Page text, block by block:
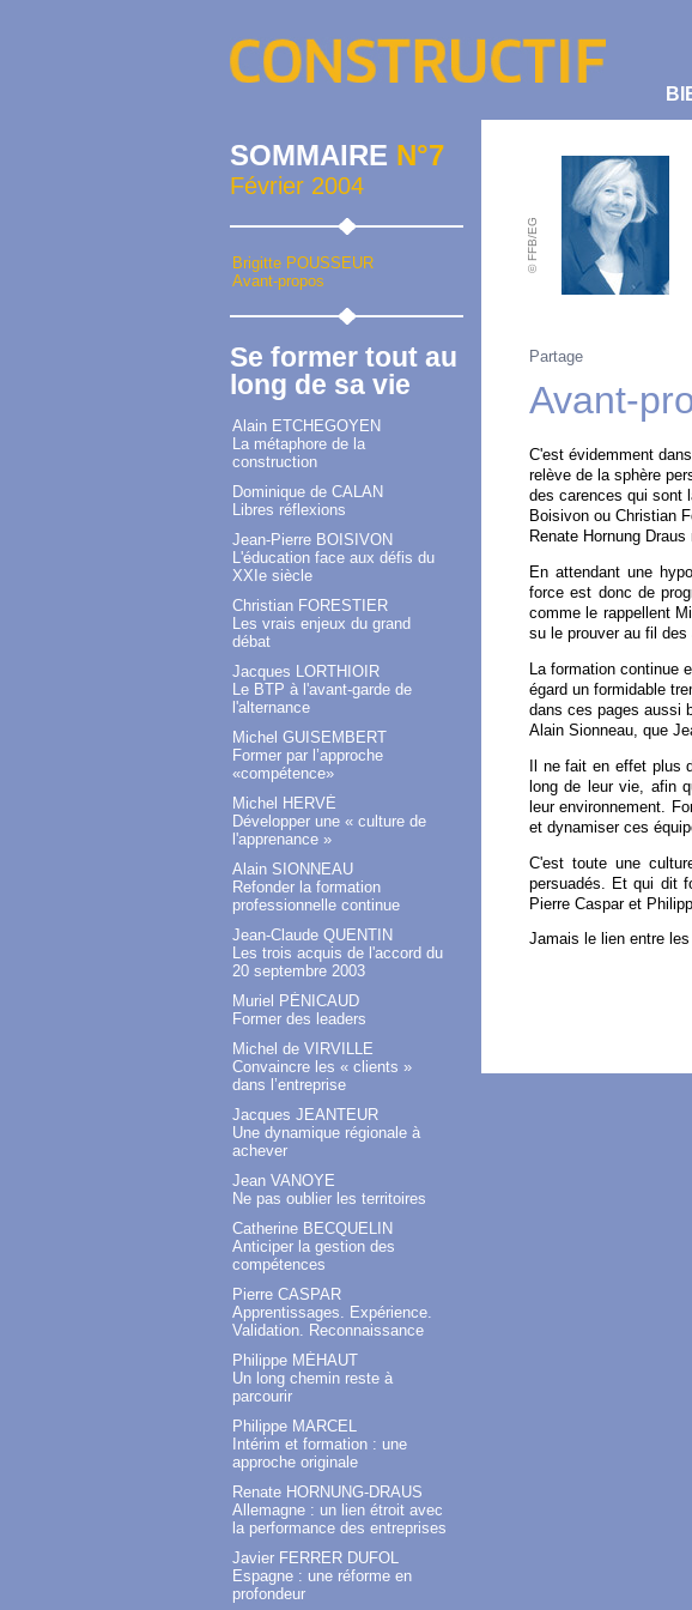
SOMMAIRE N°7
Février 2004
Brigitte POUSSEUR
Avant-propos
Se former tout au
long de sa vie
Alain ETCHEGOYEN
La métaphore de la
construction
Dominique de CALAN
Libres réflexions
Jean-Pierre BOISIVON
L'éducation face aux défis du
XXIe siècle
Christian FORESTIER
Les vrais enjeux du grand
débat
Jacques LORTHIOIR
Le BTP à l'avant-garde de
l'alternance
Michel GUISEMBERT
Former par l’approche
«compétence»
Michel HERVÉ
Développer une « culture de
l'apprenance »
Alain SIONNEAU
Refonder la formation
professionnelle continue
Jean-Claude QUENTIN
Les trois acquis de l'accord du
20 septembre 2003
Muriel PÉNICAUD
Former des leaders
Michel de VIRVILLE
Convaincre les « clients »
dans l’entreprise
Jacques JEANTEUR
Une dynamique régionale à
achever
Jean VANOYE
Ne pas oublier les territoires
Catherine BECQUELIN
Anticiper la gestion des
compétences
Pierre CASPAR
Apprentissages. Expérience.
Validation. Reconnaissance
Philippe MÉHAUT
Un long chemin reste à
parcourir
Philippe MARCEL
Intérim et formation : une
approche originale
Renate HORNUNG-DRAUS
Allemagne : un lien étroit avec
la performance des entreprises
Javier FERRER DUFOL
Espagne : une réforme en
profondeur
© FFB/EG
Partage
Avant-
C'est évidemment
relève de la sphère
des carences qui sont
Boisivon ou Christian
Renate Hornung
En attendant une
force est donc de
comme le rappellent
su le prouver au fil des
La formation continue
égard un formidable
dans ces pages aussi
Alain Sionneau, que
Il ne fait en effet plus
long de leur vie, afin
leur environnement.
et dynamiser ces
C'est toute une
persuadés. Et qui dit
Pierre Caspar et
Jamais le lien entre